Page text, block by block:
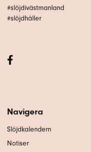
#slöjdivästmanland
#slöjdhåller
Navigera
Slöjdkalendern
Notiser